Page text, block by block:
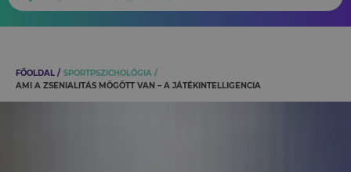
FŐOLDAL
SPORTPSZICHOLÓGIA
AMI A ZSENIALITÁS MÖGÖTT VAN – A JÁTÉKINTELLIGENCIA